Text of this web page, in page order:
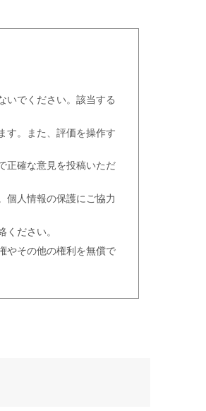
いでください。該当する
す。また、評価を操作す
正確な意見を投稿いただ
個人情報の保護にご協力
ださい。
やその他の権利を無償で